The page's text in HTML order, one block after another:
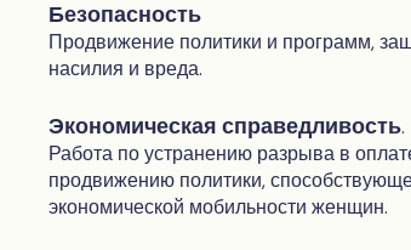
Безопасность
Продвижение политики и программ,
насилия и вреда.
Экономическая справедливость.
Работа по устранению разрыва в
продвижению политики,
экономической мобильности женщин.